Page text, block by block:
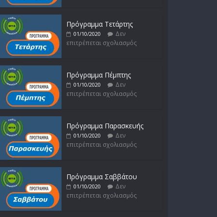
επιτρέπεται σχολιασμός
Πρόγραμμα Τετάρτης
01/10/2020
Δεν
επιτρέπεται σχολιασμός
Πρόγραμμα Πέμπτης
01/10/2020
Δεν
επιτρέπεται σχολιασμός
Πρόγραμμα Παρασκευής
01/10/2020
Δεν
επιτρέπεται σχολιασμός
Πρόγραμμα Σαββάτου
01/10/2020
Δεν
επιτρέπεται σχολιασμός